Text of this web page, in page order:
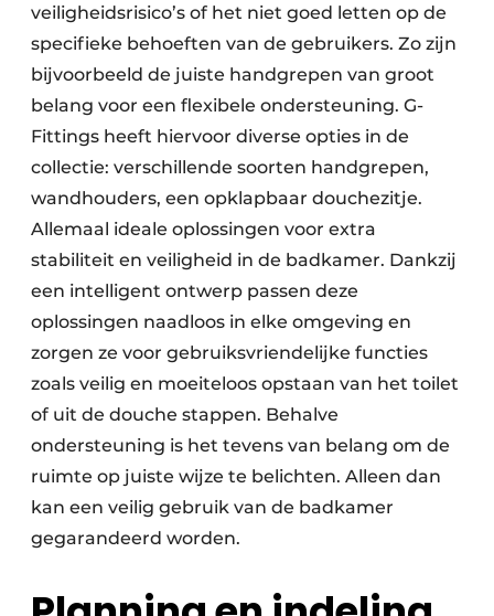
veiligheidsrisico’s of het niet goed letten op de
specifieke behoeften van de gebruikers. Zo zijn
bijvoorbeeld de juiste handgrepen van groot
belang voor een flexibele ondersteuning. G-
Fittings heeft hiervoor diverse opties in de
collectie: verschillende soorten handgrepen,
wandhouders, een opklapbaar douchezitje.
Allemaal ideale oplossingen voor extra
stabiliteit en veiligheid in de badkamer. Dankzij
een intelligent ontwerp passen deze
oplossingen naadloos in elke omgeving en
zorgen ze voor gebruiksvriendelijke functies
zoals veilig en moeiteloos opstaan van het toilet
of uit de douche stappen. Behalve
ondersteuning is het tevens van belang om de
ruimte op juiste wijze te belichten. Alleen dan
kan een veilig gebruik van de badkamer
gegarandeerd worden.